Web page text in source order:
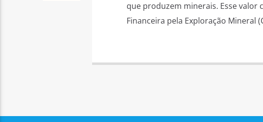
que produzem minerais. Esse valor
Financeira pela Exploração Mineral